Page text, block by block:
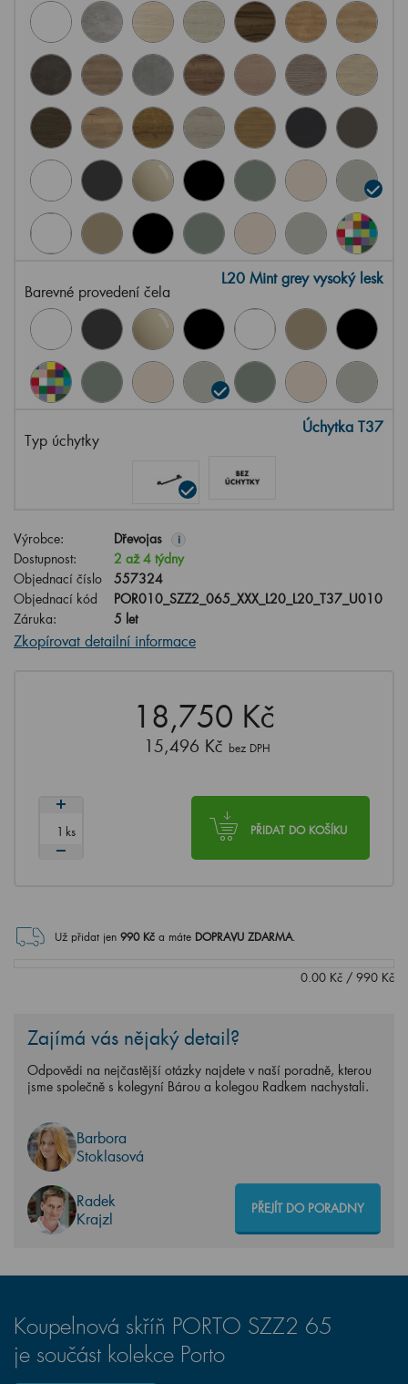
Barevné provedení čela
L20 Mint grey vysoký lesk
Typ úchytky
Úchytka T37
Výrobce: Dřevojas i
Dostupnost:
2 až 4 týdny
Objednací číslo
557324
Objednací kód
POR010_SZZ2_065_XXX_L20_L20_T37_U010
Záruka:
5 let
Zkopírovat detailní informace
18,750 Kč
15,496 Kč bez DPH
PŘIDAT DO KOŠÍKU
ks
Už přidat jen 990Kč a máte DOPRAVU ZDARMA.
0.00 Kč / 990 Kč
Zajímá vás nějaký detail?
Odpovědi na nejčastější otázky najdete v naší poradně, kterou
jsme společně s kolegyní Bárou a kolegou Radkem nachystali.
Barbora
Stoklasová
Radek
Krajzl
PŘEJÍT DO PORADNY
Koupelnová skříň PORTO SZZ2 65
je součást kolekce Porto